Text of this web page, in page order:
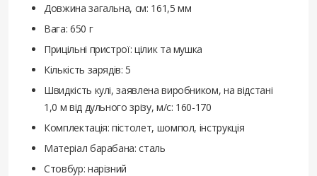
Довжина загальна, см: 161,5 мм
Вага: 650 г
Прицільні пристрої: цілик та мушка
Кількість зарядів: 5
Швидкість кулі, заявлена виробником, на відстані
1,0 м від дульного зрізу, м/с: 160-170
Комплектація: пістолет, шомпол, інструкція
Матеріал барабана: сталь
Стовбур: нарізний